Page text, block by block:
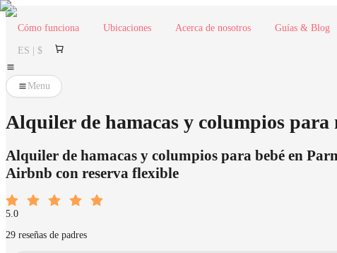
Cómo funciona Ubicaciones Acerca de nosotros Guías & Blog
ES | $
Menu
Alquiler de hamacas y columpios para
Alquiler de hamacas y columpios para bebé en
Airbnb con reserva flexible
5.0
29 reseñas de padres